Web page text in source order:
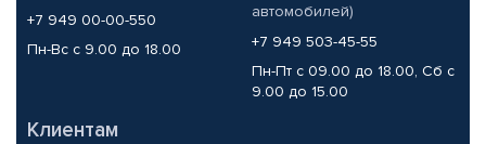
+7 949 00-00-550
Пн-Вс с 9.00 до 18.00
автомобилей)
+7 949 503-45-55
Пн-Пт с 09.00 до 18.00, Сб с
9.00 до 15.00
Клиентам